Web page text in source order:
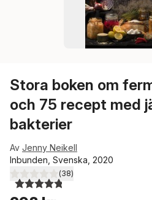
Stora boken om
och 75 recept med
bakterier
Av Jenny Neikell
Inbunden, Svenska, 2020
4,8utav 5 stjärnor. Totalt antal
(38)